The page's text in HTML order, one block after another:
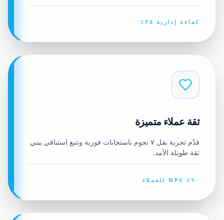
كفاءة إدارية ٣٥٪
ثقة عملاء متميزة
قدّم تجربة نقل ٧ نجوم باستجابات فورية وتتبع استباقي يبني
ثقة طويلة الأمد.
٩٠٪ NPS للعملاء